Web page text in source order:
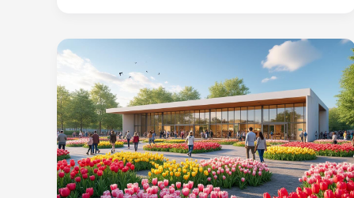
guide
complet
pour
un
séjour
inoubliable